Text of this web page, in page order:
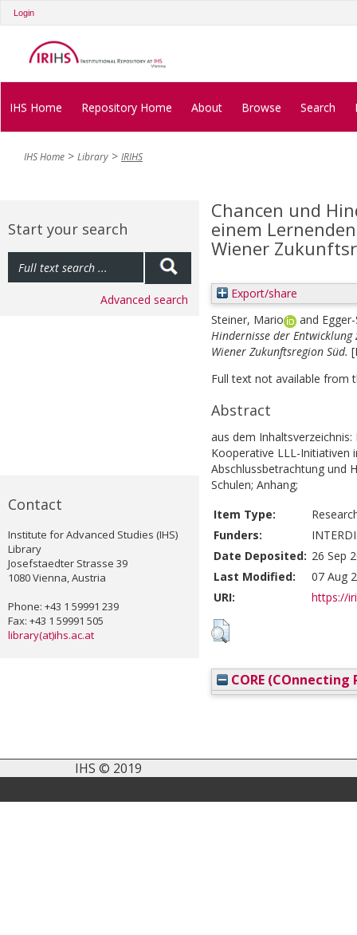
Login
IHS Home Repository Home About Browse Search
IHS Home Library IRIHS
Start your search
Advanced search
Contact
Institute for Advanced Studies (IHS)
Library
Josefstaedter Strasse 39
1080 Vienna, Austria
Phone: +43 1 59991 239
Fax: +43 1 59991 505
library(at)ihs.ac.at
Chancen und
einem
Wiener
Export/share
Steiner, Mario
and
Hindernisse der Entwicklung
Wiener Zukunftsregion Süd.
Full text not available from
Abstract
aus dem
Kooperative LLL-Initiativen
Abschlussbetrachtung und
Schulen; Anhang;
Item Type:
Funders:
Date Deposited: 26 Sep
Last Modified:
07 Aug
URI:
https://
CORE (COnnecting
IHS © 2019